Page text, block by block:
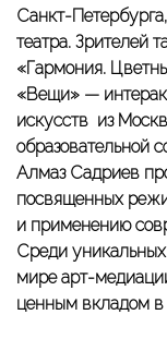
Санкт-
театра. Зрителей
«Гармония.
«Вещи» —
искусств из
образовательной
Алмаз Садриев
посвященных
и применению
Среди
мире арт-
ценным вкладом